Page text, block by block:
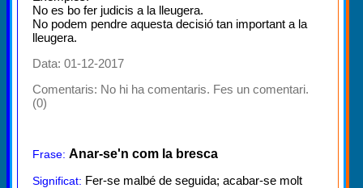
No es bo fer judicis a la lleugera.
No podem pendre aquesta decisió tan important a la
lleugera.
Data: 01-12-2017
Comentaris: No hi ha comentaris. Fes un comentari.
(0)
Frase: Anar-se'n com la bresca
Significat: Fer-se malbé de seguida; acabar-se molt